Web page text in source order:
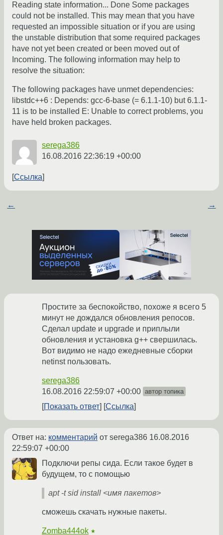
Reading state information... Done Some packages
could not be installed. This may mean that you have
requested an impossible situation or if you are using
the unstable distribution that some required packages
have not yet been created or been moved out of
Incoming. The following information may help to
resolve the situation:
The following packages have unmet dependencies:
libstdc++6 : Depends: gcc-6-base (= 6.1.1-10) but 6.1.1-
11 is to be installed E: Unable to correct problems, you
have held broken packages.
serega386
16.08.2016 22:36:19 +00:00
Ссылка
← →
Простите за беспокойство, похоже я всего 5
минут не дождался обновления репосов.
Сделал update и upgrade и приплыли
обновления и установка g++ свершилась.
Вот видимо не надо ежедневные сборки
netinst пользовать.
serega386
16.08.2016 22:59:07 +00:00 автор топика
Показать ответ Ссылка
Ответ на: комментарий от serega386 16.08.2016
22:59:07 +00:00
Подключи репы сида. Если такое будет в
будущем, то с помощью
apt -t sid install <имя пакетов>
сможешь скачать нужные пакеты.
Zomba444ok ★